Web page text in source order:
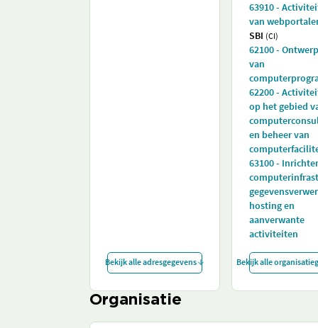
Bekijk alle adresgegevens
63910 -
van
SBI (CI)
62100 -
van
62200 -
op het gebied
en beheer van
63100 -
hosting en
aanverwante
activiteiten
Bekijk alle
Organisatie